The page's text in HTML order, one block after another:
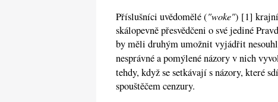
Příslušníci uvědomělé ("woke") [1]
skálopevně přesvědčeni o své jediné
by měli druhým umožnit vyjádřit
nesprávné a pomýlené názory v nich
tehdy, když se setkávají s názory, které
spouštěčem cenzury.